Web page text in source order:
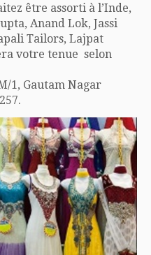
être assorti à l’Inde,
Anand Lok, Jassi
Tailors, Lajpat
votre tenue selon
1, Gautam Nagar